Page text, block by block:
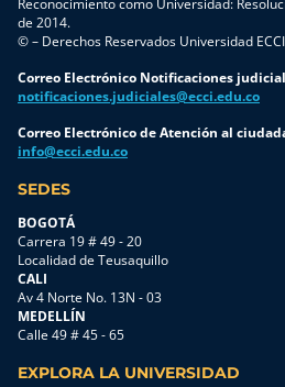
Reconocimiento como Universidad:
de 2014.
© – Derechos Reservados Universidad
Correo Electrónico Notificaciones
notificaciones.judiciales@ecci.edu.co
Correo Electrónico de Atención al
info@ecci.edu.co
SEDES
BOGOTÁ
Carrera 19 # 49 - 20
Localidad de Teusaquillo
CALI
Av 4 Norte No. 13N - 03
MEDELLÍN
Calle 49 # 45 - 65
EXPLORA LA UNIVERSIDAD